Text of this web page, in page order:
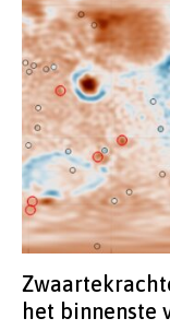
het binnenste